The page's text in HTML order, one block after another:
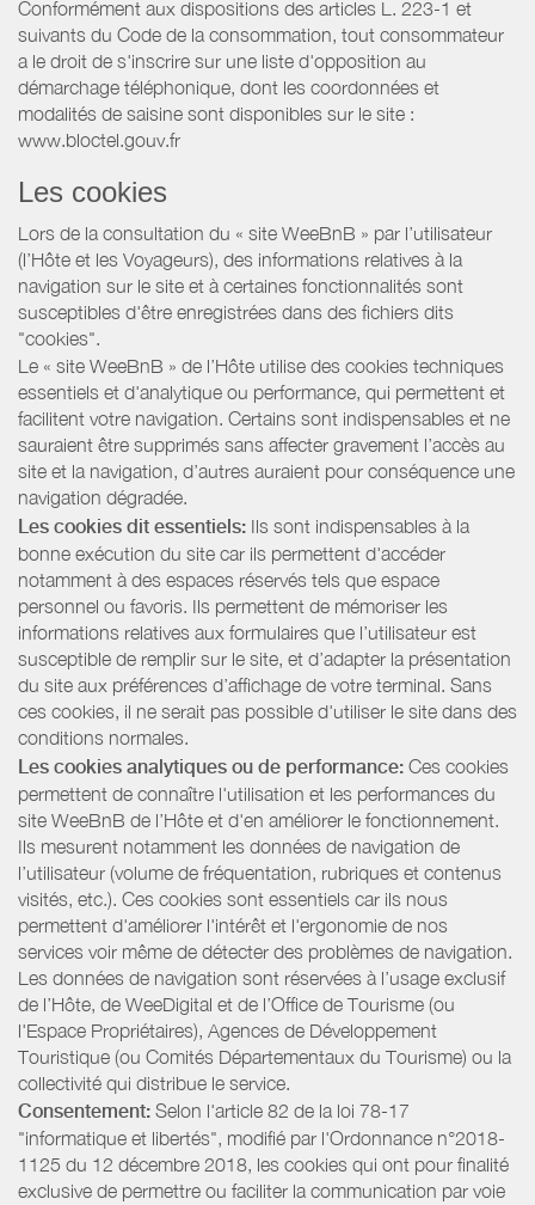
Conformément aux dispositions des articles L. 223-1 et
suivants du Code de la consommation, tout consommateur
a le droit de s'inscrire sur une liste d'opposition au
démarchage téléphonique, dont les coordonnées et
modalités de saisine sont disponibles sur le site :
www.bloctel.gouv.fr
Les cookies
Lors de la consultation du « site WeeBnB » par l’utilisateur
(l’Hôte et les Voyageurs), des informations relatives à la
navigation sur le site et à certaines fonctionnalités sont
susceptibles d'être enregistrées dans des fichiers dits
"cookies".
Le « site WeeBnB » de l’Hôte utilise des cookies techniques
essentiels et d'analytique ou performance, qui permettent et
facilitent votre navigation. Certains sont indispensables et ne
sauraient être supprimés sans affecter gravement l’accès au
site et la navigation, d’autres auraient pour conséquence une
navigation dégradée.
Les cookies dit essentiels: Ils sont indispensables à la
bonne exécution du site car ils permettent d'accéder
notamment à des espaces réservés tels que espace
personnel ou favoris. Ils permettent de mémoriser les
informations relatives aux formulaires que l’utilisateur est
susceptible de remplir sur le site, et d’adapter la présentation
du site aux préférences d’affichage de votre terminal. Sans
ces cookies, il ne serait pas possible d'utiliser le site dans des
conditions normales.
Les cookies analytiques ou de performance: Ces cookies
permettent de connaître l'utilisation et les performances du
site WeeBnB de l’Hôte et d'en améliorer le fonctionnement.
Ils mesurent notamment les données de navigation de
l’utilisateur (volume de fréquentation, rubriques et contenus
visités, etc.). Ces cookies sont essentiels car ils nous
permettent d'améliorer l'intérêt et l'ergonomie de nos
services voir même de détecter des problèmes de navigation.
Les données de navigation sont réservées à l’usage exclusif
de l’Hôte, de WeeDigital et de l’Office de Tourisme (ou
l'Espace Propriétaires), Agences de Développement
Touristique (ou Comités Départementaux du Tourisme) ou la
collectivité qui distribue le service.
Consentement: Selon l'article 82 de la loi 78-17
"informatique et libertés", modifié par l'Ordonnance n°2018-
1125 du 12 décembre 2018, les cookies qui ont pour finalité
exclusive de permettre ou faciliter la communication par voie